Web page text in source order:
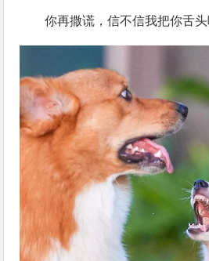
你再撒谎，信不信我把你舌头